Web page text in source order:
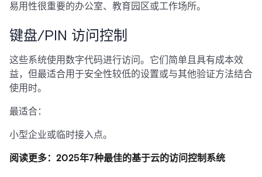
易用性很重要的办公室、教育园区或工作场所。
键盘/PIN 访问控制
这些系统使用数字代码进行访问。它们简单且具有成本效
益，但最适合用于安全性较低的设置或与其他验证方法结合
使用时。
最适合：
小型企业或临时接入点。
阅读更多：2025年7种最佳的基于云的访问控制系统